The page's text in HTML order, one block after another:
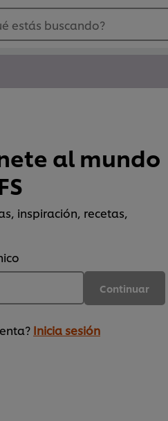
estás buscando?
al mundo
inspiración, recetas,
Continuar
Inicia sesión